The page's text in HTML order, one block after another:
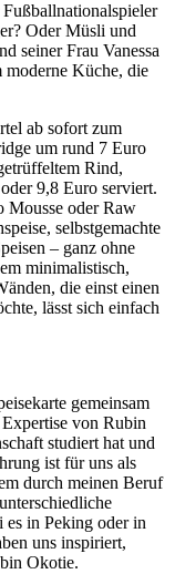
Oder Müsli und
seiner Frau Vanessa
moderne Küche, die
ab sofort zum
um rund 7 Euro
Rind,
9,8 Euro serviert.
Mousse oder Raw
selbstgemachte
– ganz ohne
minimalistisch,
die einst einen
lässt sich einfach
gemeinsam
von Rubin
studiert hat und
ist für uns als
durch meinen Beruf
es in Peking oder in
uns inspiriert,
Okotie.